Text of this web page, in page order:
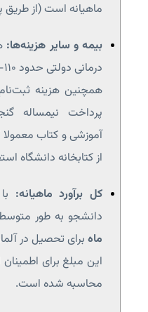
ماهیانه است (از طریق
بیمه و سایر هزینه‌ها:
درمانی دولتی حدود ۱۱۰–۱۲۰ یورو در ماه هزینه دارد.
همچنین هزینه
پرداخت نیمساله
آموزشی و کتاب
از کتابخانه دانشگاه
کل برآورد ماهیانه:
دانشجو به طور
ماه برای تحصیل در
این مبلغ برای
محاسبه شده است.